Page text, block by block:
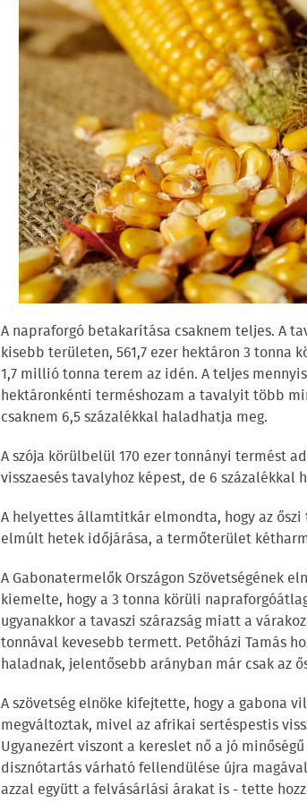
A napraforgó betakarítása csaknem teljes. A
kisebb területen, 561,7 ezer hektáron 3
1,7 millió tonna terem az idén. A teljes
hektáronkénti terméshozam a tavalyit több
csaknem 6,5 százalékkal haladhatja meg.
A szója körülbelül 170 ezer tonnányi termést
visszaesés tavalyhoz képest, de 6
A helyettes államtitkár elmondta, hogy az
elmúlt hetek időjárása, a termőterület
A Gabonatermelők Országon Szövetségének
kiemelte, hogy a 3 tonna körüli
ugyanakkor a tavaszi szárazság miatt a
tonnával kevesebb termett. Petőházi Tamás
haladnak, jelentősebb arányban már csak az
A szövetség elnöke kifejtette, hogy a gabona
megváltoztak, mivel az afrikai sertéspestis
Ugyanezért viszont a kereslet nő a jó
disznótartás várható fellendülése újra
azzal együtt a felvásárlási árakat is - tette